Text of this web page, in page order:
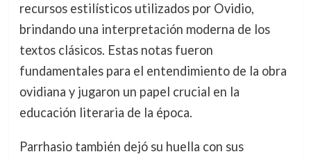
recursos estilísticos utilizados por Ovidio,
brindando una interpretación moderna de los
textos clásicos. Estas notas fueron
fundamentales para el entendimiento de la obra
ovidiana y jugaron un papel crucial en la
educación literaria de la época.
Parrhasio también dejó su huella con sus